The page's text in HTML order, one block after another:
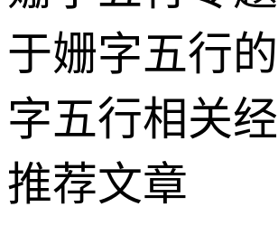
于姗字五行
字五行相关
推荐文章